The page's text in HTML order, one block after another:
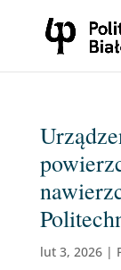
lut 3, 2026|